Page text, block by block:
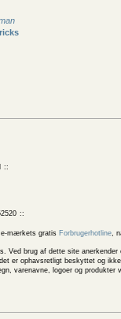
e-mærkets gratis Forbrugerhotline,
Ved brug af dette site
er ophavsretligt beskyttet og
varenavne, logoer og